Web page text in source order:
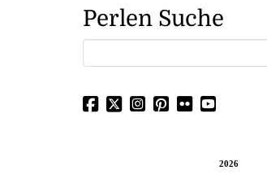
Perlen Suche
2026